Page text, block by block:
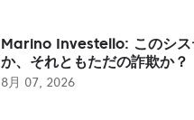
Marino Investello: このシス
か、それともただの詐欺か？
8月 07, 2026